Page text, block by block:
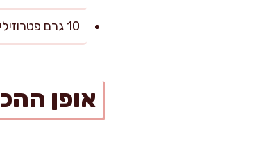
10 גרם פטרוזיליה קצוצה, להגשה
אופן